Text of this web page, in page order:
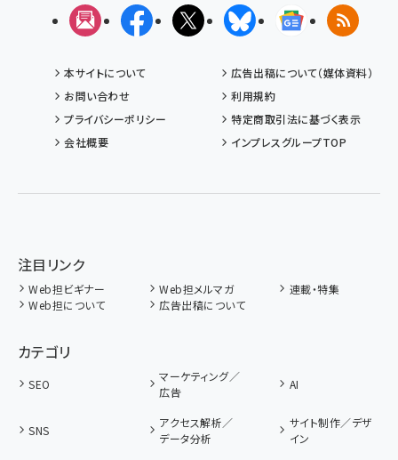
メルマガFacebookX(エックス)BlueskyGoogleニュ
RSS
本サイトについて
広告出稿について（媒体資料）
お問い合わせ
利用規約
プライバシーポリシー
特定商取引法に基づく表示
会社概要
インプレスグループTOP
注目リンク
Web担ビギナー Web担メルマガ
連載・特集
Web担について
広告出稿について
カテゴリ
SEO
マーケティング／
広告
AI
SNS
アクセス解析／
データ分析
サイト制作／デザ
イン